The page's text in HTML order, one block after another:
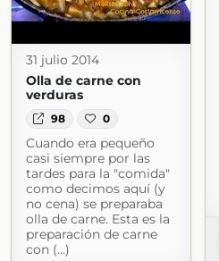
31 julio 2014
Olla de carne con
verduras
98 0
Cuando era pequeño
casi siempre por las
tardes para la "comida"
como decimos aquí (y
no cena) se preparaba
olla de carne. Esta es la
preparación de carne
con (...)